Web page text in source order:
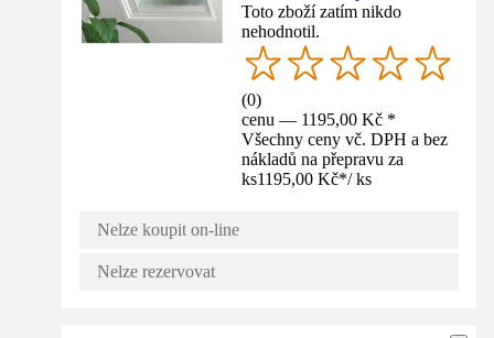
Toto zboží zatím nikdo
nehodnotil.
(0)
cenu — 1195,00 Kč *
Všechny ceny vč. DPH a bez
nákladů na přepravu za
ks1195,00 Kč*/ ks
Nelze koupit on-line
Nelze rezervovat